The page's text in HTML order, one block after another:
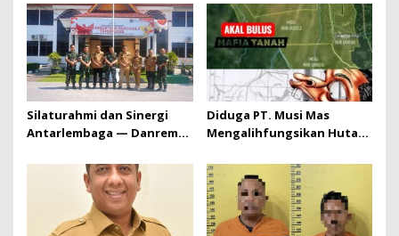
Silaturahmi dan Sinergi
Antarlembaga — Danrem
Kejaksaan Negeri Kuansing
Diduga PT. Musi Mas
Mengalihfungsikan Hutan
diduga melebihi batas izin
yang diizinkan